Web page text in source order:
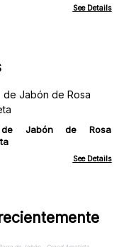
See Details
Jabón de Rosa
See Details